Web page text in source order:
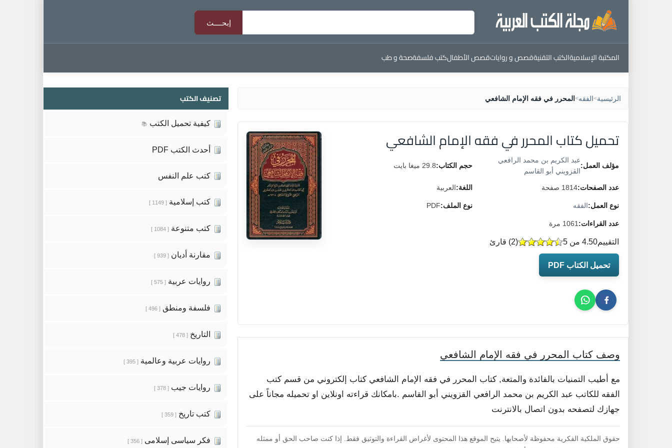
المكتبة الإسلاميةالكتب التقنيةقصص و رواياتقصص الأطفالكتب فلسفةصحة و طب
الرئيسية>الفقه> المحرر في فقه الإمام الشافعي
تحميل كتاب المحرر في فقه الإمام الشافعي
مؤلف العمل:
عبد الكريم بن محمد الرافعي
القزويني أبو القاسم
حجم الكتاب:29.8 ميغا بايت
عدد الصفحات:1814 صفحة اللغة:العربية
نوع العمل:الفقه نوع الملف:PDF
عدد القراءات: 1061 مرة
التقييم (
2) قارئ 4.50 من 5
تحميل الكتاب PDF
وصف كتاب المحرر في فقه الإمام الشافعي
مع أطيب التمنيات بالفائدة والمتعة, كتاب المحرر في فقه الإمام الشافعي كتاب إلكتروني من قسم كتب
الفقه للكاتب عبد الكريم بن محمد الرافعي القزويني أبو القاسم .بامكانك قراءته اونلاين او تحميله مجاناً على
جهازك لتصفحه بدون اتصال بالانترنت
حقوق الملكية الفكرية محفوظة لأصحابها. يتيح الموقع هذا المحتوى لأغراض القراءة والتوثيق فقط. إذا كنت صاحب الحق أو ممثله
تصنيف الكتب
كيفية تحميل الكتب 📚
أحدث الكتب PDF
كتب علم النفس
كتب إسلامية [ 1149 ]
كتب متنوعة [ 1084 ]
مقارنة أديان [ 939 ]
روايات عربية [ 575 ]
فلسفة ومنطق [ 496 ]
التاريخ [ 478 ]
روايات عربية وعالمية [ 395 ]
روايات جيب [ 378 ]
كتب تاريخ [ 359 ]
فكر سياسى إسلامى [ 356 ]